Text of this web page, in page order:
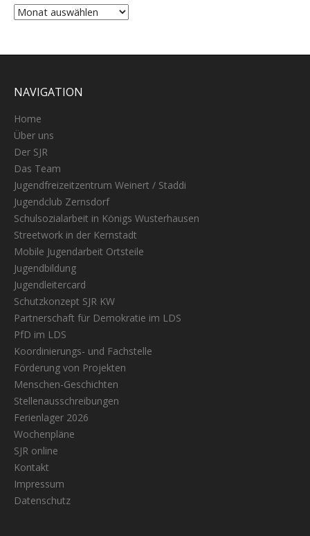
Archiv
NAVIGATION
Home
Über uns
Der SJR
Das Team
Jugendfreizeitzentrum Weinert / Staddi
Jugendclub Zernsdorf
Schulsozialarbeit in Königs Wusterhausen
Streetwork in der Kernstadt
Mobile Jugendarbeit Ortsteile
Jugendbildung
Jugendleitercard
Schutzkonzept SJR KW
Partnerschaft für Demokratie im LDS
PfD im LDS
Koordinierungs- und Fachstelle
Förderung von Projekten
Menschen-Geschichten
Stellenausschreibungen
Ferienlager 2026
Wochenpläne
SJR online
Kontakt
Impressum
Datenschutz